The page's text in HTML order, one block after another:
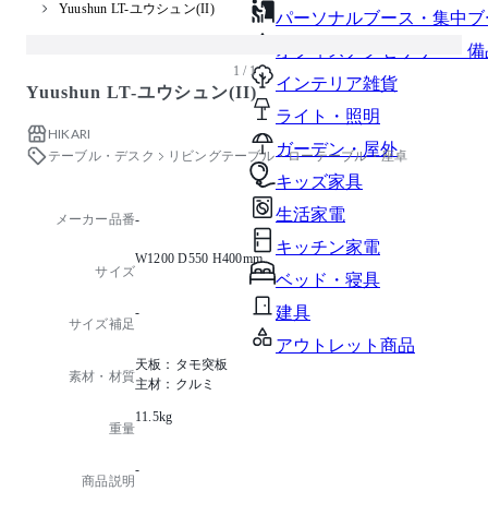
パーソナルブース・集中
オフィスアクセサリー・備
インテリア雑貨
ライト・照明
ガーデン・屋外
キッズ家具
生活家電
キッチン家電
ベッド・寝具
建具
アウトレット商品
Yuushun LT-ユウシュン(II)
1 / 1
Yuushun LT-ユウシュン(II)
HIKARI
テーブル・デスク
リビングテーブル・ローテーブル・座卓
メーカー品番-
サイズ
W1200 D550 H400mm
サイズ補足
-
素材・材質
天板：タモ突板
主材：クルミ
重量
11.5kg
商品説明
-